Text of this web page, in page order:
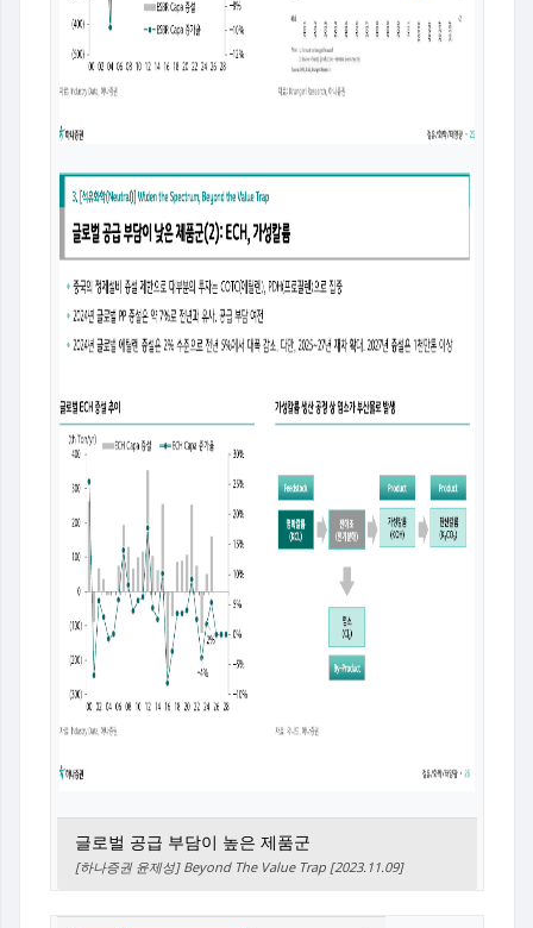
글로벌 공급 부담이 높은 제품군
[하나증권 윤제성] Beyond The Value Trap [2023.11.09]